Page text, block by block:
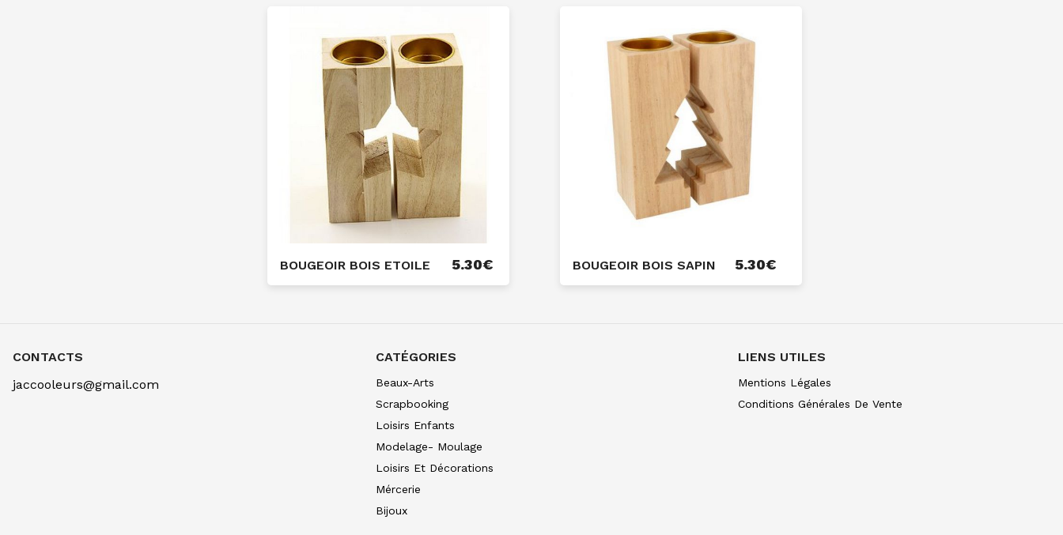
BOUGEOIR BOIS ETOILE 5.30€ BOUGEOIR BOIS SAPIN 5.30€
CONTACTS
jaccooleurs@gmail.com
CATÉGORIES
Beaux-Arts
Scrapbooking
Loisirs Enfants
Modelage- Moulage
Loisirs Et Décorations
Mércerie
Bijoux
LIENS UTILES
Mentions Légales
Conditions Générales De Vente